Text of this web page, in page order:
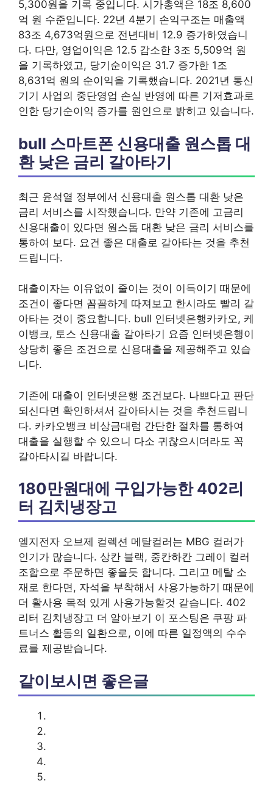
5,300원을 기록 중입니다. 시가총액은 18조 8,600
억 원 수준입니다. 22년 4분기 손익구조는 매출액
83조 4,673억원으로 전년대비 12.9 증가하였습니
다. 다만, 영업이익은 12.5 감소한 3조 5,509억 원
을 기록하였고, 당기순이익은 31.7 증가한 1조
8,631억 원의 순이익을 기록했습니다. 2021년 통신
기기 사업의 중단영업 손실 반영에 따른 기저효과로
인한 당기순이익 증가를 원인으로 밝히고 있습니다.
bull 스마트폰 신용대출 원스톱 대
환 낮은 금리 갈아타기
최근 윤석열 정부에서 신용대출 원스톱 대환 낮은
금리 서비스를 시작했습니다. 만약 기존에 고금리
신용대출이 있다면 원스톱 대환 낮은 금리 서비스를
통하여 보다. 요건 좋은 대출로 갈아타는 것을 추천
드립니다.
대출이자는 이유없이 줄이는 것이 이득이기 때문에
조건이 좋다면 꼼꼼하게 따져보고 한시라도 빨리 갈
아타는 것이 중요합니다. bull 인터넷은행카카오, 케
이뱅크, 토스 신용대출 갈아타기 요즘 인터넷은행이
상당히 좋은 조건으로 신용대출을 제공해주고 있습
니다.
기존에 대출이 인터넷은행 조건보다. 나쁘다고 판단
되신다면 확인하셔서 갈아타시는 것을 추천드립니
다. 카카오뱅크 비상금대럼 간단한 절차를 통하여
대출을 실행할 수 있으니 다소 귀찮으시더라도 꼭
갈아타시길 바랍니다.
180만원대에 구입가능한 402리
터 김치냉장고
엘지전자 오브제 컬렉션 메탈컬러는 MBG 컬러가
인기가 많습니다. 상칸 블랙, 중칸하칸 그레이 컬러
조합으로 주문하면 좋을듯 합니다. 그리고 메탈 소
재로 한다면, 자석을 부착해서 사용가능하기 때문에
더 활사용 목적 있게 사용가능할것 같습니다. 402
리터 김치냉장고 더 알아보기 이 포스팅은 쿠팡 파
트너스 활동의 일환으로, 이에 따른 일정액의 수수
료를 제공받습니다.
같이보시면 좋은글